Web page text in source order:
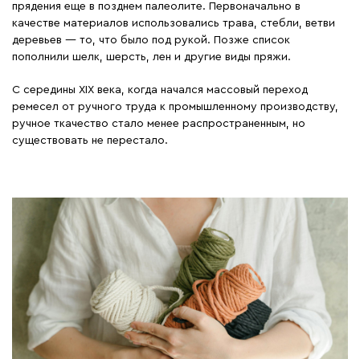
прядения еще в позднем палеолите. Первоначально в
качестве материалов использовались трава, стебли, ветви
деревьев — то, что было под рукой. Позже список
пополнили шелк, шерсть, лен и другие виды пряжи.
С середины XIX века, когда начался массовый переход
ремесел от ручного труда к промышленному производству,
ручное ткачество стало менее распространенным, но
существовать не перестало.